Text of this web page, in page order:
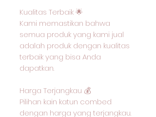
Kualitas Terbaik 🌟
Kami memastikan bahwa
semua produk yang kami jual
adalah produk dengan kualitas
terbaik yang bisa Anda
dapatkan.
Harga Terjangkau 💰
Pilihan kain katun combed
dengan harga yang terjangkau.